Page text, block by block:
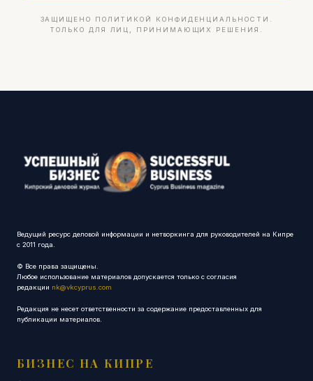
ЗАЩИЩЕНО ПОЛИТИКОЙ КОНФИДЕНЦИАЛЬНОСТИ.
ТОЛЬКО ДЛЯ ЛИЦ, ПРИНИМАЮЩИХ РЕШЕНИЯ.
Ведущий ресурс деловой информации и нетворкинга для руководителей на Кипре
с 2011 года.
© Все права защищены.
Любое использование материалов допускается только с согласия
редакции nk@vkcyprus.com
Редакция не несет ответственности за содержание предоставленных для
публикации материалов.
БИЗНЕС НА КИПРЕ